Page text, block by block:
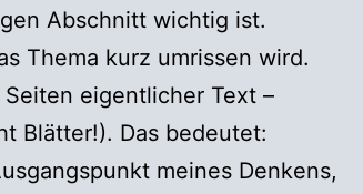
Abschnitt wichtig ist.
Thema kurz umrissen wird.
eigentlicher Text –
Blätter!). Das bedeutet:
meines Denkens,